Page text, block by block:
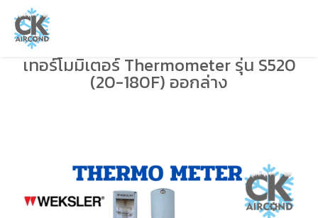
เทอร์โมมิเตอร์ Thermometer รุ่น S520
(20-180F) ออกล่าง